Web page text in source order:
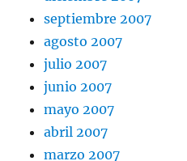
septiembre 2007
agosto 2007
julio 2007
junio 2007
mayo 2007
abril 2007
marzo 2007